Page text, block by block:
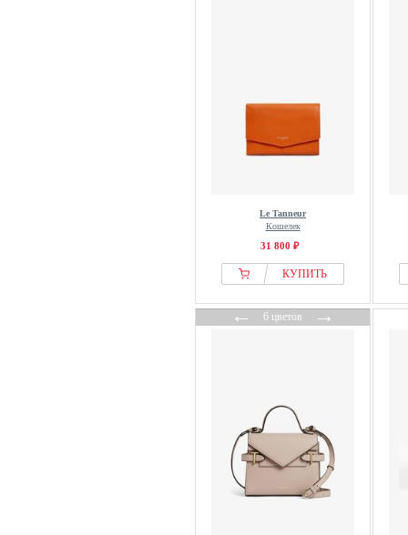
Le Tanneur
Кошелек
31 800 ₽
КУПИТЬ
←6 цветов→